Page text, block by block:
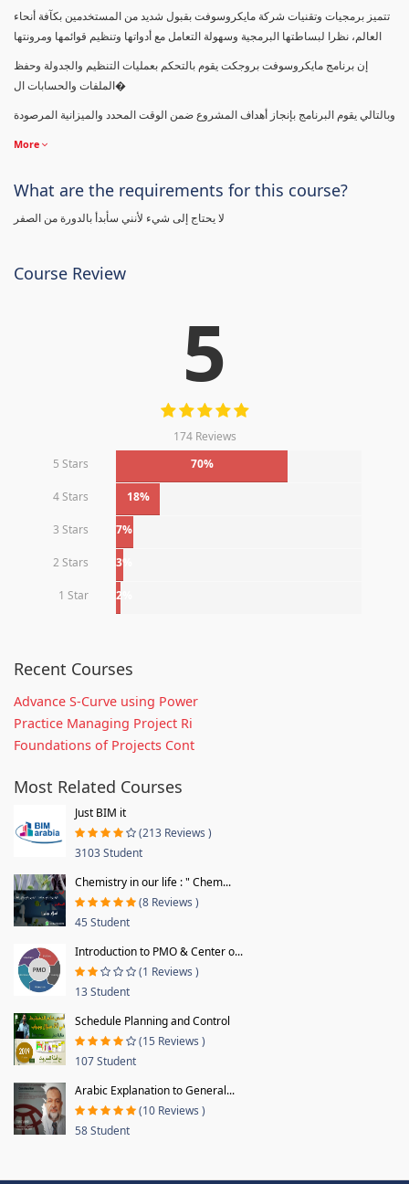
تتميز برمجيات وتقنيات شركة مايكروسوفت بقبول شديد من المستخدمين بكآفة أنحاء
إن برنامج مايكروسوفت بروجكت يقوم بالتحكم بعمليات التنظيم والجدولة وحفظ
الملفات والحسابات ال�
وبالتالي يقوم البرنامج بإنجاز أهداف المشروع ضمن الوقت المحدد والميزانية المرصودة
More
What are the requirements for this course?
لا يحتاج إلى شيء لأنني سأبدأ بالدورة من الصفر
Course Review
5
174 Reviews
5 Stars
70%
4 Stars 18%
3 Stars 7%
2 Stars 3%
1 Star 2%
Recent Courses
Advance S-Curve using Power
Practice Managing Project Ri
Foundations of Projects Cont
Most Related Courses
Just BIM it
(213 Reviews )
3103 Student
Chemistry in our life : " Chem...
(8 Reviews )
45 Student
Introduction to PMO & Center o...
(1 Reviews )
13 Student
Schedule Planning and Control
(15 Reviews )
107 Student
Arabic Explanation to General...
(10 Reviews )
58 Student